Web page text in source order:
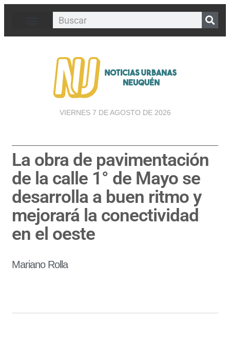
VIERNES 7 DE AGOSTO DE 2026
La obra de pavimentación
de la calle 1° de Mayo se
desarrolla a buen ritmo y
mejorará la conectividad
en el oeste
Mariano Rolla